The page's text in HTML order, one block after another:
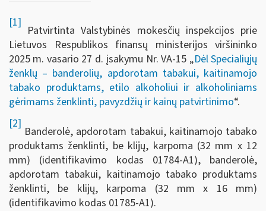
[1]
Patvirtinta Valstybinės mokesčių inspekcijos prie
Lietuvos Respublikos finansų ministerijos viršininko
2025 m. vasario 27 d. įsakymu Nr. VA-15 „Dėl Specialiųjų
ženklų – banderolių, apdorotam tabakui, kaitinamojo
tabako produktams, etilo alkoholiui ir alkoholiniams
gėrimams ženklinti, pavyzdžių ir kainų patvirtinimo“.
[2]
Banderolė, apdorotam tabakui, kaitinamojo tabako
produktams ženklinti, be klijų, karpoma (32 mm x 12
mm) (identifikavimo kodas 01784-A1), banderolė,
apdorotam tabakui, kaitinamojo tabako produktams
ženklinti, be klijų, karpoma (32 mm x 16 mm)
(identifikavimo kodas 01785-A1).